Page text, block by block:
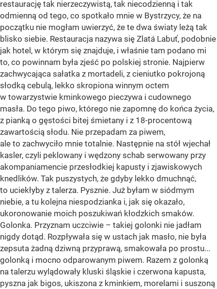
restaurację tak nierzeczywistą, tak niecodzienną i tak
odmienną od tego, co spotkało mnie w Bystrzycy, że na
początku nie mogłam uwierzyć, że te dwa światy leżą tak
blisko siebie. Restauracja nazywa się Zlatá Labuť, podobnie
jak hotel, w którym się znajduje, i właśnie tam podano mi
to, co powinnam była zjeść po polskiej stronie. Najpierw
zachwycająca sałatka z mortadeli, z cieniutko pokrojoną
słodką cebulą, lekko skropiona winnym octem
w towarzystwie kminkowego pieczywa i cudownego
masła. Do tego piwo, którego nie zapomnę do końca życia,
z pianką o gęstości bitej śmietany i z 18-procentową
zawartością słodu. Nie przepadam za piwem,
ale to zachwyciło mnie totalnie. Następnie na stół wjechał
kasler, czyli peklowany i wędzony schab serwowany przy
akompaniamencie przesłodkiej kapusty i zjawiskowych
knedlików. Tak puszystych, że gdyby lekko dmuchnąć,
to uciekłyby z talerza. Pysznie. Już byłam w siódmym
niebie, a tu kolejna niespodzianka i, jak się okazało,
ukoronowanie moich poszukiwań kłodzkich smaków.
Golonka. Przyznam uczciwie – takiej golonki nie jadłam
nigdy dotąd. Rozpływała się w ustach jak masło, nie była
zepsuta żadną dziwną przyprawą, smakowała po prostu...
golonką i mocno odparowanym piwem. Razem z golonką
na talerzu wylądowały kluski śląskie i czerwona kapusta,
pyszna jak bigos, ukiszona z kminkiem, morelami i suszoną